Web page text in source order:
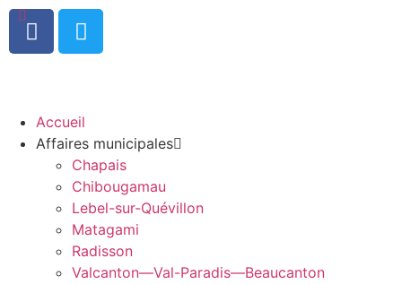
0
Accueil
Affaires municipales
Chapais
Chibougamau
Lebel-sur-Quévillon
Matagami
Radisson
Valcanton—Val-Paradis—Beaucanton